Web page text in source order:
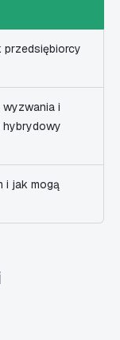
przedsiębiorcy
wyzwania i
hybrydowy
i jak mogą